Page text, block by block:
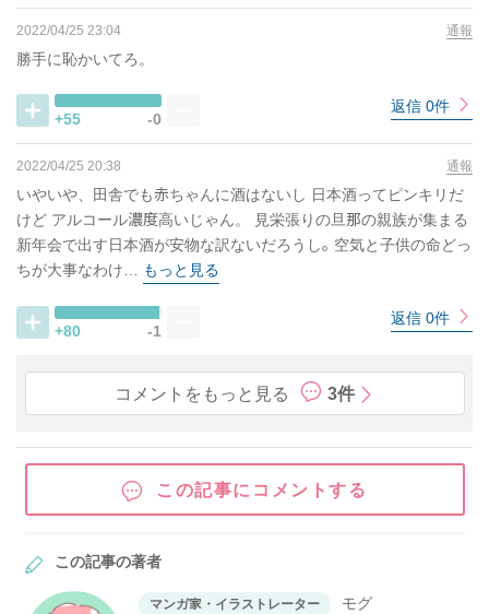
2022/04/25 23:04 通報
勝手に恥かいてろ。
+55 -0
返信 0件
2022/04/25 20:38 通報
いやいや、田舎でも赤ちゃんに酒はないし 日本酒ってピンキリだ
けど アルコール濃度高いじゃん。 見栄張りの旦那の親族が集まる
新年会で出す日本酒が安物な訳ないだろうし｡ 空気と子供の命どっ
ちが大事なわけ… もっと見る
+80 -1
返信 0件
コメントをもっと見る 3件
この記事にコメントする
この記事の著者
マンガ家・イラストレーター モグ